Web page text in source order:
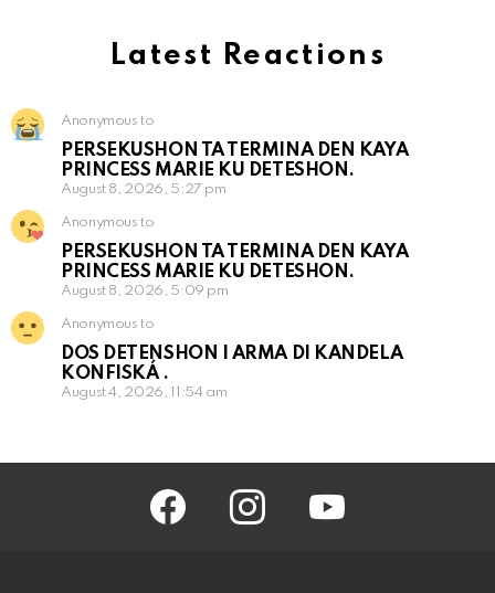
Latest Reactions
Anonymous to
PERSEKUSHON TA TERMINA DEN KAYA
PRINCESS MARIE KU DETESHON.
August 8, 2026, 5:27 pm
Anonymous to
PERSEKUSHON TA TERMINA DEN KAYA
PRINCESS MARIE KU DETESHON.
August 8, 2026, 5:09 pm
Anonymous to
DOS DETENSHON I ARMA DI KANDELA
KONFISKÁ .
August 4, 2026, 11:54 am
facebook instagram youtube